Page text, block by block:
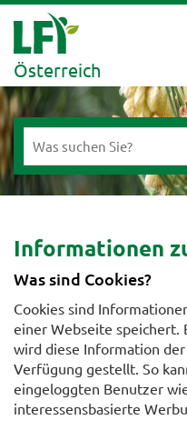
Österreich
Informationen
Was sind Cookies?
Cookies sind
einer Webseite speichert.
wird diese Information
Verfügung gestellt. So
eingeloggten Benutzer
interessensbasierte